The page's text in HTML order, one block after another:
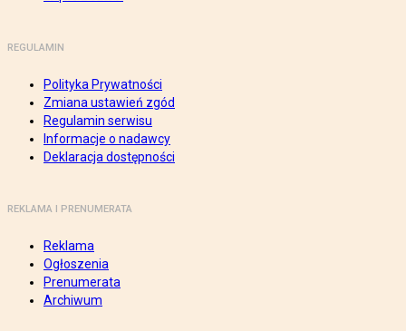
REGULAMIN
Polityka Prywatności
Zmiana ustawień zgód
Regulamin serwisu
Informacje o nadawcy
Deklaracja dostępności
REKLAMA I PRENUMERATA
Reklama
Ogłoszenia
Prenumerata
Archiwum